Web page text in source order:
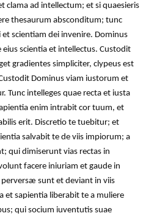
clama ad intellectum; et si quaesieris
thesaurum absconditum; tunc
scientiam dei invenire. Dominus
scientia et intellectus. Custodit
gradientes simpliciter, clypeus est
Dominus viam iustorum et
Tunc intelleges quae recta et iusta
enim intrabit cor tuum, et
erit. Discretio te tuebitur; et
salvabit te de viis impiorum; a
qui dimiserunt vias rectas in
facere iniuriam et gaude in
sunt et deviant in viis
et sapientia liberabit te a muliere
qui socium iuventutis suae